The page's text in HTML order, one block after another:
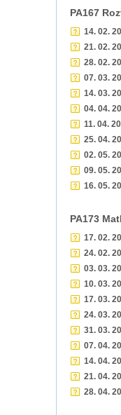
PA167
14. 02.
21. 02.
28. 02.
07. 03.
14. 03.
04. 04.
11. 04.
25. 04.
02. 05.
09. 05.
16. 05.
PA173
17. 02.
24. 02.
03. 03.
10. 03.
17. 03.
24. 03.
31. 03.
07. 04.
14. 04.
21. 04.
28. 04.